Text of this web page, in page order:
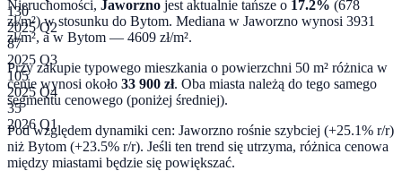
130
2025 Q2
87
2025 Q3
105
2025 Q4
35
2026 Q1
Nieruchomości, Jaworzno jest aktualnie tańsze o 17.2% (678
zł/m²) w stosunku do Bytom. Mediana w Jaworzno wynosi 3931
zł/m², a w Bytom — 4609 zł/m².
Przy zakupie typowego mieszkania o powierzchni 50 m² różnica w
cenie wynosi około 33 900 zł. Oba miasta należą do tego samego
segmentu cenowego (poniżej średniej).
Pod względem dynamiki cen: Jaworzno rośnie szybciej (+25.1% r/r)
niż Bytom (+23.5% r/r). Jeśli ten trend się utrzyma, różnica cenowa
między miastami będzie się powiększać.